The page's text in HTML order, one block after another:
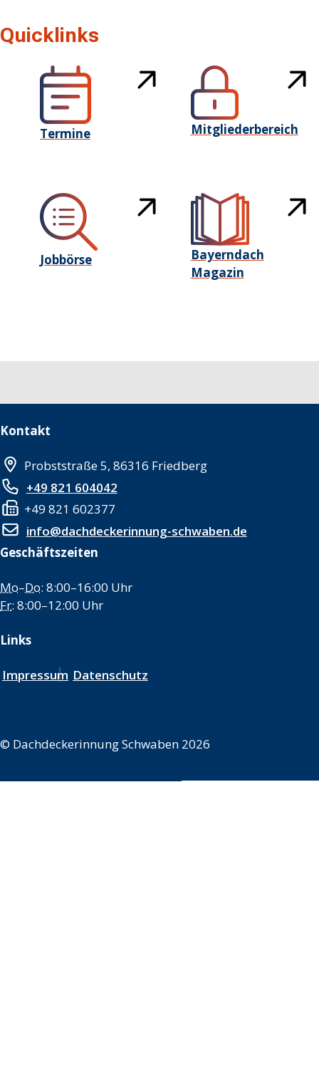
Quicklinks
Termine Mitgliederbereich
Jobbörse
Bayerndach
Magazin
Kontakt
Probststraße 5, 86316 Friedberg
+49 821 604042
+49 821 602377
info@dachdeckerinnung-schwaben.de
Geschäftszeiten
Mo–Do: 8:00–16:00 Uhr
Fr: 8:00–12:00 Uhr
Links
Impressum Datenschutz
© Dachdeckerinnung Schwaben 2026